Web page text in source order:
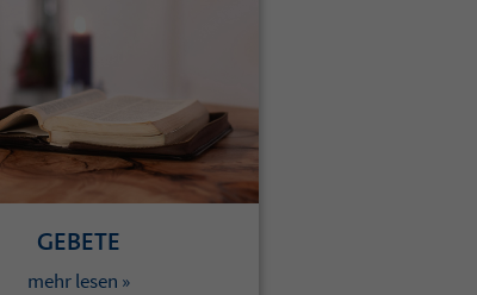
GEBETE
mehr lesen »